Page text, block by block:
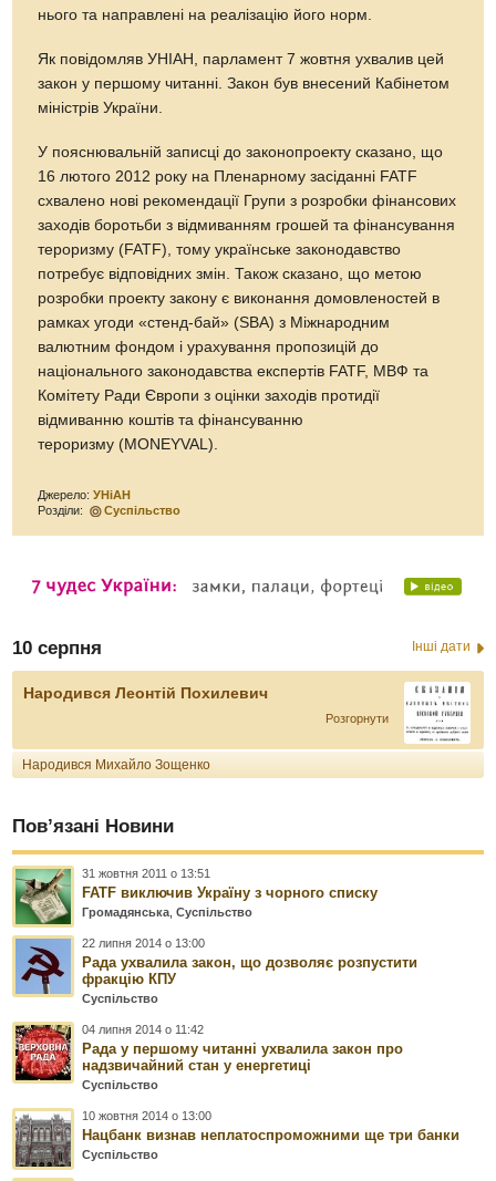
нього та направлені на реалізацію його норм.
Як повідомляв УНІАН, парламент 7 жовтня ухвалив цей
закон у першому читанні. Закон був внесений Кабінетом
міністрів України.
У пояснювальній записці до законопроекту сказано, що
16 лютого 2012 року на Пленарному засіданні FATF
схвалено нові рекомендації Групи з розробки фінансових
заходів боротьби з відмиванням грошей та фінансування
тероризму (FATF), тому українське законодавство
потребує відповідних змін. Також сказано, що метою
розробки проекту закону є виконання домовленостей в
рамках угоди «стенд-бай» (SBA) з Міжнародним
валютним фондом і урахування пропозицій до
національного законодавства експертів FATF, МВФ та
Комітету Ради Європи з оцінки заходів протидії
відмиванню коштів та фінансуванню
тероризму (MONEYVAL).
Джерело:УНіАН
Розділи:
Суспільство
10 серпня Інші дати
Народився Леонтій Похилевич
Розгорнути
Народився Михайло Зощенко
Пов’язані Новини
31 жовтня 2011 о 13:51
FATF виключив Україну з чорного списку
Громадянська ,Суспільство
22 липня 2014 о 13:00
Рада ухвалила закон, що дозволяє розпустити
фракцію КПУ
Суспільство
04 липня 2014 о 11:42
Рада у першому читанні ухвалила закон про
надзвичайний стан у енергетиці
Суспільство
10 жовтня 2014 о 13:00
Нацбанк визнав неплатоспроможними ще три банки
Суспільство